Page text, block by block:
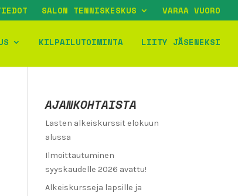
SALON TENNISKESKUS VARAA VUORO
KILPAILUTOIMINTA LIITY JÄSENEKSI
AJANKOHTAISTA
Lasten alkeiskurssit elokuun
alussa
Ilmoittautuminen
syyskaudelle 2026 avattu!
Alkeiskursseja lapsille ja